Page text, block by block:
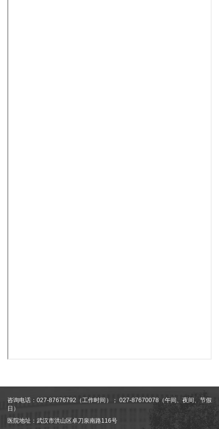
咨询电话：027-87676792（工作时间）； 027-87670078（午间、夜间、节假
日）
医院地址：武汉市洪山区卓刀泉南路116号